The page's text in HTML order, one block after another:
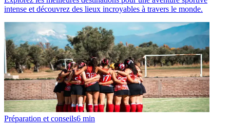
intense et découvrez des lieux incroyables à travers le monde.
Préparation et conseils6 min